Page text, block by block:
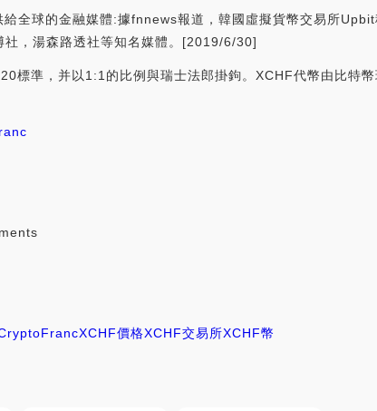
全球的金融媒體:據fnnews報道，韓國虛擬貨幣交易所
，湯森路透社等知名媒體。[2019/6/30]
標準，并以1:1的比例與瑞士法郎掛鉤。XCHF代幣由比特
XCHF價格XCHF交易所XCHF幣